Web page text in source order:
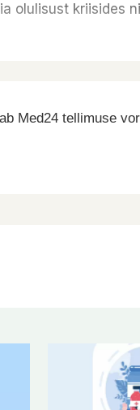
olulisust kriisides
Med24 tellimuse